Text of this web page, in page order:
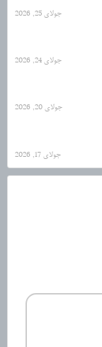
جولای 25, 2026
جولای 24, 2026
جولای 20, 2026
جولای 17, 2026